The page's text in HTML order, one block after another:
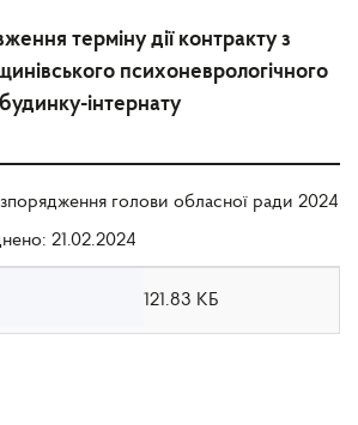
терміну дії контракту з
психоневрологічного
будинку-інтернату
голови обласної ради 2024
21.02.2024
121.83 КБ